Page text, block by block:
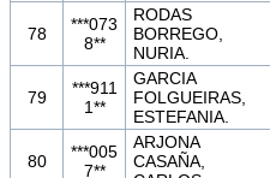
78
***073
8**
RODAS
BORREGO,
NURIA.
79
***911
1**
GARCIA
FOLGUEIRAS,
ESTEFANIA.
80
***005
7**
ARJONA
CASAÑA,